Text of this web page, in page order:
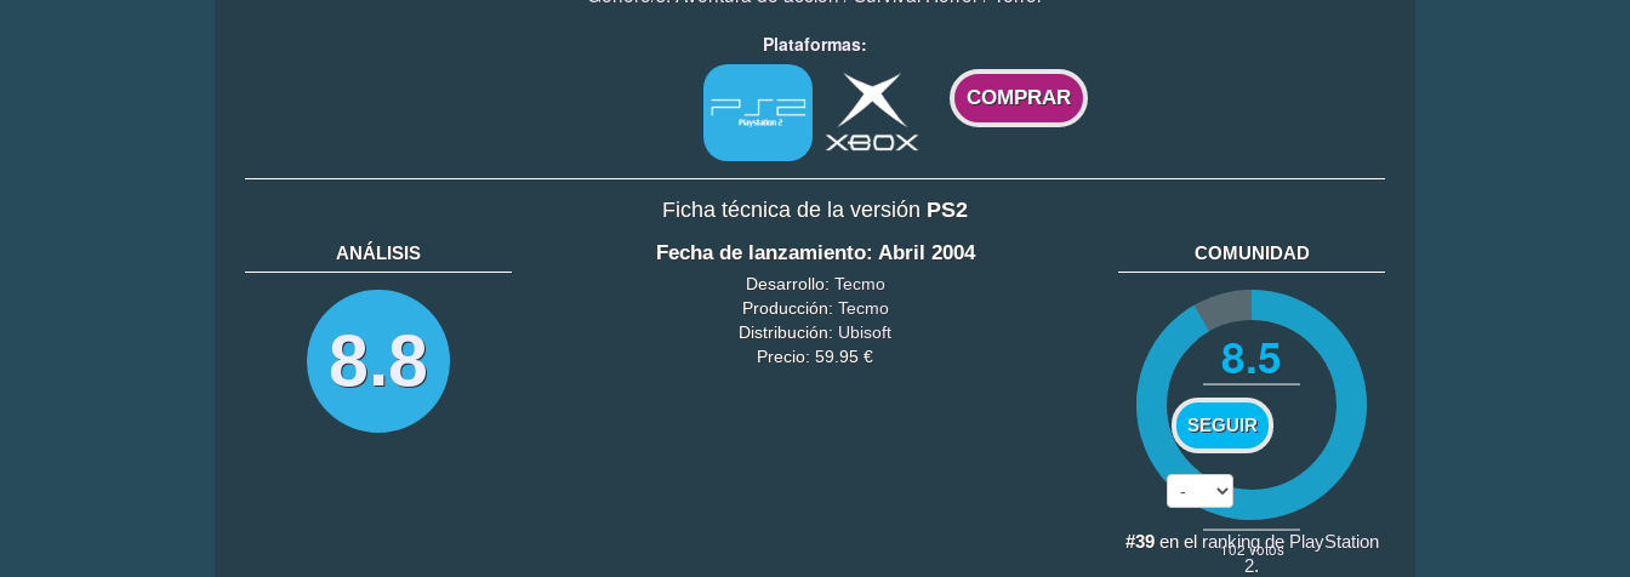
Plataformas:
COMPRAR
Ficha técnica de la versión PS2
ANÁLISIS
8.8
Fecha de lanzamiento: Abril 2004
Desarrollo: Tecmo
Producción: Tecmo
Distribución: Ubisoft
Precio: 59.95 €
COMUNIDAD
8.5
SEGUIR
102votos
#39en el ranking de PlayStation
2.